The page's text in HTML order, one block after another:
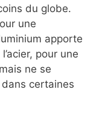
du globe.
une
apporte
pour une
ne se
certaines